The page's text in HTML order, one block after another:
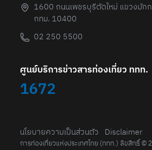
1600 ถนนเพชรบุรีตัดใหม่ แขวงมักก
กทม. 10400
02 250 5500
ศูนย์บริการข่าวสารท่องเที่ยว ททท.
1672
นโยบายความเป็นส่วนตัว Disclaimer
การท่องเที่ยวแห่งประเทศไทย (ททท.) ลิขสิทธิ์ ©